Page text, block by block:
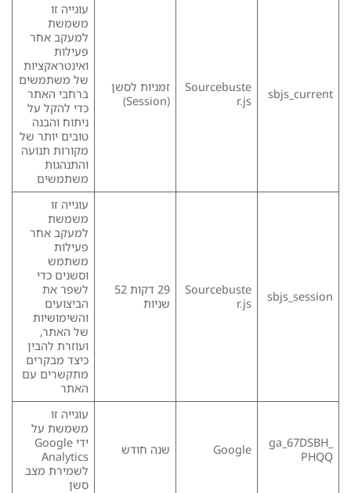
sbjs_current
Sourcebuste
r.js
זמניות לסשן
(Session)
עוגייה זו
משמשת
למעקב אחר
פעילות
ואינטראקציות
של משתמשים
ברחבי האתר
כדי להקל על
ניתוח והבנה
טובים יותר של
מקורות תנועה
והתנהגות
משתמשים
sbjs_session
Sourcebuste
r.js
29 דקות 52
שניות
עוגייה זו
משמשת
למעקב אחר
פעילות
משתמש
וסשנים כדי
לשפר את
הביצועים
והשימושיות
של האתר,
ועוזרת להבין
כיצד מבקרים
מתקשרים עם
האתר
_ga_67DSBH
PHQQ
Google שנה חודש
עוגייה זו
משמשת על
ידי Google
Analytics
לשמירת מצב
סשן